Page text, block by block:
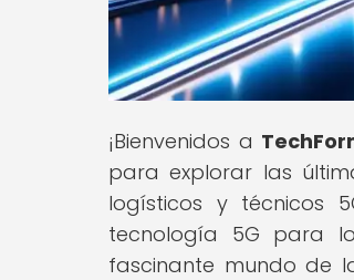
¡Bienvenidos a
para explorar las
logísticos y técnicos
tecnología 5G para
fascinante mundo de